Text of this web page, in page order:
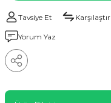
Tavsiye Et Karşılaştır
Yorum Yaz